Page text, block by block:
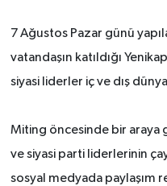
7 Ağustos Pazar günü
vatandaşın katıldığı
siyasi liderler iç ve dış
Miting öncesinde bir araya
ve siyasi parti liderlerinin
sosyal medyada paylaşım